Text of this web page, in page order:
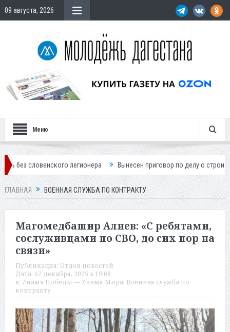
09 августа, 2026
Меню
легионера Вынесен приговор по делу о строительстве гостиницы
ГЛАВНАЯ ВОЕННАЯ СЛУЖБА ПО КОНТРАКТУ
Магомедбашир Алиев: «С ребятами,
сослуживцами по СВО, до сих пор на
связи»
Публикация: Отдел новостей
Дата: 07 декабря, 2025 в 19:08
в: Zнамя Победы — Zнамя Мира, Военная служба по
контракту